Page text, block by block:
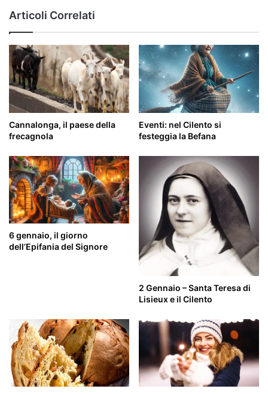
Articoli Correlati
Cannalonga, il paese della
frecagnola
Eventi: nel Cilento si
festeggia la Befana
6 gennaio, il giorno
dell’Epifania del Signore
2 Gennaio – Santa Teresa di
Lisieux e il Cilento